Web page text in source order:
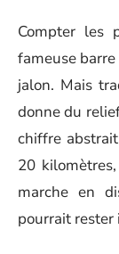
Compter les
fameuse
jalon. Mais
donne du
chiffre
20
marche en
pourrait rester